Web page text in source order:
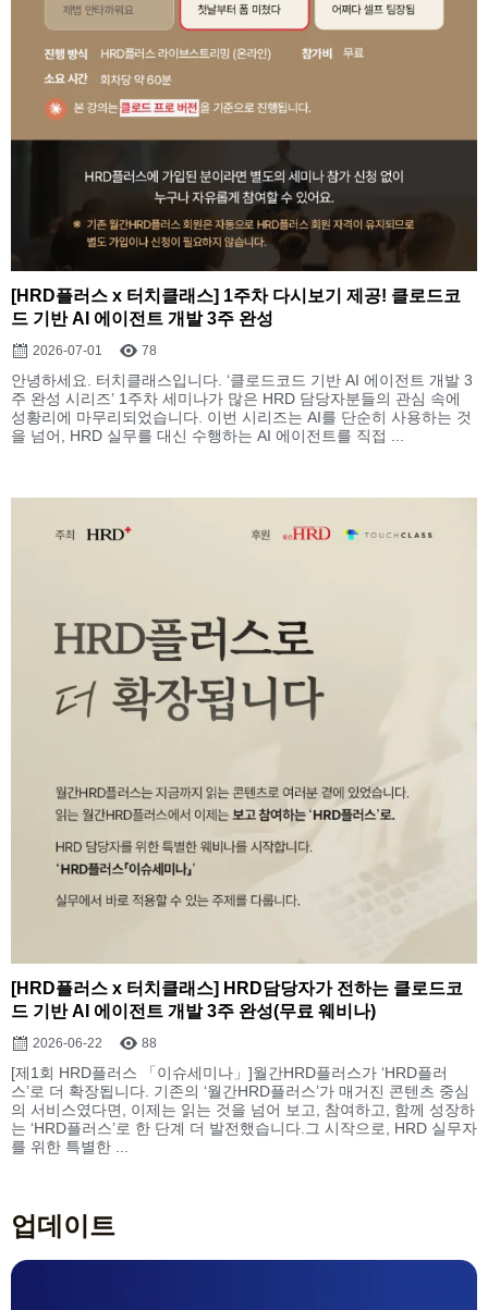
[HRD플러스 x 터치클래스] 1주차 다시보기 제공! 클로드코
드 기반 AI 에이전트 개발 3주 완성
2026-07-01 78
안녕하세요. 터치클래스입니다. ‘클로드코드 기반 AI 에이전트 개발 3
주 완성 시리즈’ 1주차 세미나가 많은 HRD 담당자분들의 관심 속에
성황리에 마무리되었습니다. 이번 시리즈는 AI를 단순히 사용하는 것
을 넘어, HRD 실무를 대신 수행하는 AI 에이전트를 직접 ...
[HRD플러스 x 터치클래스] HRD담당자가 전하는 클로드코
드 기반 AI 에이전트 개발 3주 완성(무료 웨비나)
2026-06-22 88
[제1회 HRD플러스 「이슈세미나」]월간HRD플러스가 ‘HRD플러
스’로 더 확장됩니다. 기존의 ‘월간HRD플러스’가 매거진 콘텐츠 중심
의 서비스였다면, 이제는 읽는 것을 넘어 보고, 참여하고, 함께 성장하
는 ‘HRD플러스’로 한 단계 더 발전했습니다.그 시작으로, HRD 실무자
를 위한 특별한 ...
업데이트